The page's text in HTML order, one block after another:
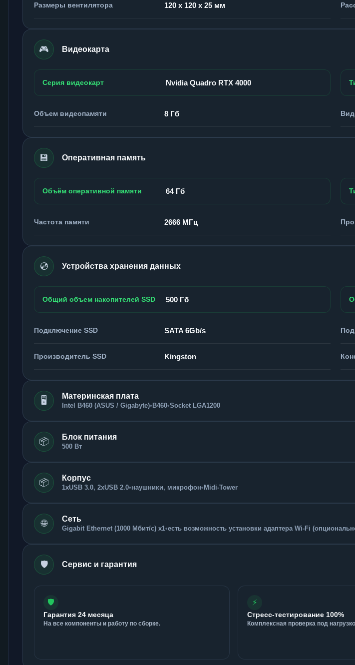
Размеры вентилятора 120 x 120 x 25 мм
🎮 Видеокарта
Серия видеокарт Nvidia Quadro RTX 4000
Объем видеопамяти 8 Гб
💾 Оперативная память
Объём оперативной памяти 64 Гб
Частота памяти 2666 МГц
💿 Устройства хранения данных
Общий объем накопителей SSD 500 Гб
Подключение SSD SATA 6Gb/s
Производитель SSD Kingston
🖥️ Материнская плата
Intel B460 (ASUS / Gigabyte)• B460•Socket LGA1200
📦 Блок питания
500 Вт
📦 Корпус
1xUSB 3.0, 2xUSB 2.0•наушники, микрофон• Midi-Tower
🌐 Сеть
Gigabit Ethernet (1000 Мбит/с) x1•есть возможность установки адаптера Wi-Fi
🛡️ Сервис и гарантия
🛡️
Гарантия 24 месяца
На все компоненты и работу по сборке.
⚡
Стресс-тестирование 100%
Комплексная проверка под